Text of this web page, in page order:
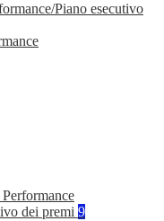
Piano esecutivo
dei premi 9